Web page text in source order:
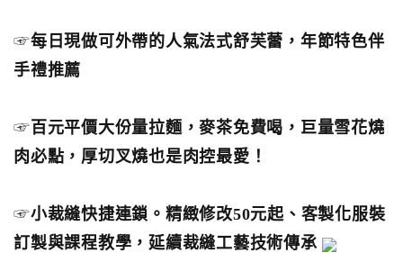
☞每日現做可外帶的人氣法式舒芙蕾，年節特色伴
手禮推薦
☞ 百元平價大份量拉麵，麥茶免費喝，巨量雪花燒
肉必點，厚切叉燒也是肉控最愛！
☞小裁縫快捷連鎖。精緻修改50元起、客製化服裝
訂製與課程教學，延續裁縫工藝技術傳承